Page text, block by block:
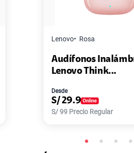
Master G
Pack de 2
Master-G ...
S/77.9
S/168Precio